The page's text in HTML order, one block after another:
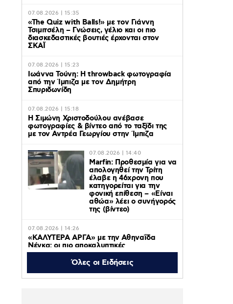
07.08.2026 | 15:35
«The Quiz with Balls!» με τον Γιάννη
Τσιμιτσέλη – Γνώσεις, γέλιο και οι πιο
διασκεδαστικές βουτιές έρχονται στον
ΣΚΑΪ
07.08.2026 | 15:23
Ιωάννα Τούνη: Η throwback φωτογραφία
από την Ίμπιζα με τον Δημήτρη
Σπυριδωνίδη
07.08.2026 | 15:18
Η Σιμώνη Χριστοδούλου ανέβασε
φωτογραφίες & βίντεο από το ταξίδι της
με τον Αντρέα Γεωργίου στην Ίμπιζα
07.08.2026 | 14:40
Marfin: Προθεσμία για να
απολογηθεί την Τρίτη
έλαβε η 46χρονη που
κατηγορείται για την
φονική επίθεση – «Είναι
αθώα» λέει ο συνήγορός
της (βίντεο)
07.08.2026 | 14:26
«ΚΑΛΥΤΕΡΑ ΑΡΓΑ» με την Αθηναΐδα
Νέγκα: οι πιο αποκαλυπτικές
μεταμεσονύχτιες συνεντεύξεις
επιστρέφουν στο ACTION 24
07.08.2026 | 12:59
Όλες οι Ειδήσεις